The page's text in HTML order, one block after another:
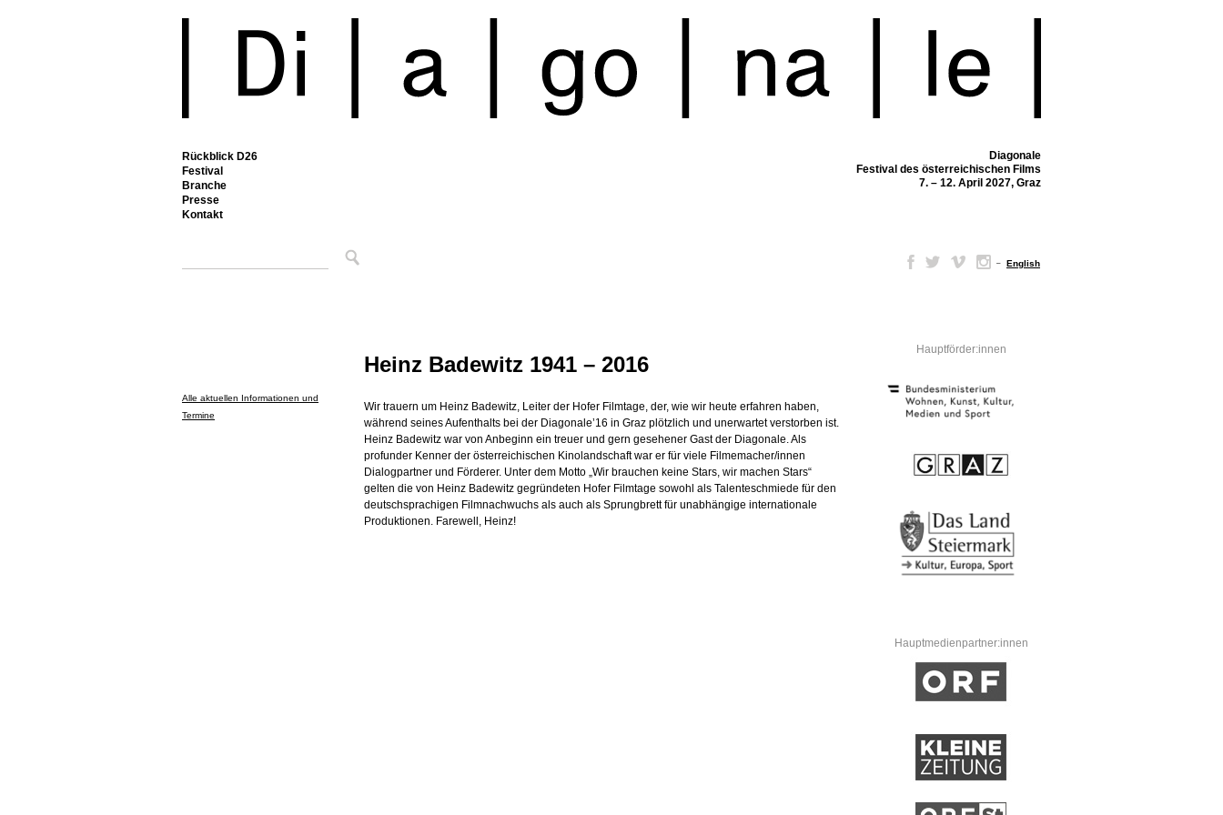
Rückblick D26
Festival
Branche
Presse
Kontakt
Diagonale
Festival des österreichischen Films
7. – 12. April 2027, Graz
– English
Alle aktuellen Informationen und
Termine
Heinz Badewitz 1941 – 2016
Wir trauern um Heinz Badewitz, Leiter der Hofer Filmtage, der, wie wir heute erfahren haben,
während seines Aufenthalts bei der Diagonale’16 in Graz plötzlich und unerwartet verstorben ist.
Heinz Badewitz war von Anbeginn ein treuer und gern gesehener Gast der Diagonale. Als
profunder Kenner der österreichischen Kinolandschaft war er für viele Filmemacher/innen
Dialogpartner und Förderer. Unter dem Motto „Wir brauchen keine Stars, wir machen Stars“
gelten die von Heinz Badewitz gegründeten Hofer Filmtage sowohl als Talenteschmiede für den
deutschsprachigen Filmnachwuchs als auch als Sprungbrett für unabhängige internationale
Produktionen. Farewell, Heinz!
Hauptförder:innen
Hauptmedienpartner:innen